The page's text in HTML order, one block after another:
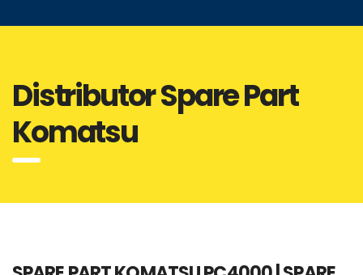
Distributor Spare Part
Komatsu